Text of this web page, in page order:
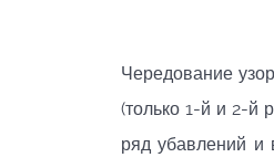
Чередование
(только 1-й и 2-й
ряд убавлений и